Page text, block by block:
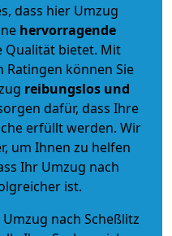
dass hier Umzug
hervorragende
Qualität bietet. Mit
können Sie
reibungslos und
dafür, dass Ihre
erfüllt werden. Wir
um Ihnen zu helfen
Ihr Umzug nach
ist.
nach Scheßlitz